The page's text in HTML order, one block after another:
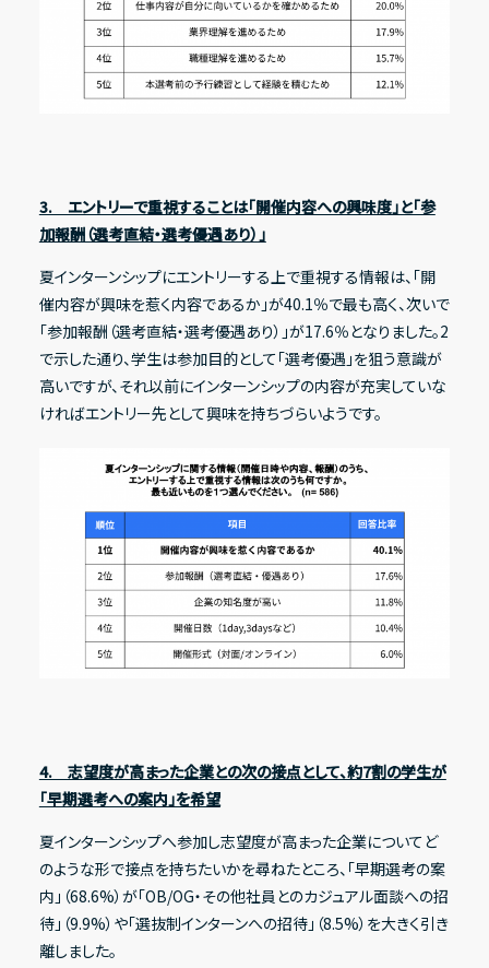
3. エントリーで重視することは「開催内容への興味度」と「参
加報酬（選考直結・選考優遇あり）」
夏インターンシップにエントリーする上で重視する情報は、「開
催内容が興味を惹く内容であるか」が40.1％で最も高く、次いで
「参加報酬（選考直結・選考優遇あり）」が17.6％となりました。2
で示した通り、学生は参加目的として「選考優遇」を狙う意識が
高いですが、それ以前にインターンシップの内容が充実していな
ければエントリー先として興味を持ちづらいようです。
4. 志望度が高まった企業との次の接点として、約7割の学生が
「早期選考への案内」を希望
夏インターンシップへ参加し志望度が高まった企業についてど
のような形で接点を持ちたいかを尋ねたところ、「早期選考の案
内」（68.6%）が「OB/OG・その他社員とのカジュアル面談への招
待」（9.9%）や「選抜制インターンへの招待」（8.5%）を大きく引き
離しました。